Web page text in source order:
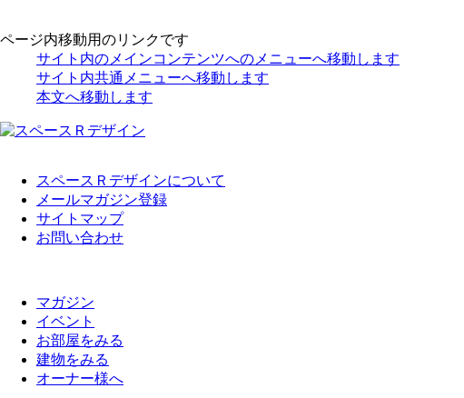
ページ内移動用のリンクです
サイト内のメインコンテンツへのメニューへ移動します
サイト内共通メニューへ移動します
本文へ移動します
スペースＲデザインについて
メールマガジン登録
サイトマップ
お問い合わせ
マガジン
イベント
お部屋をみる
建物をみる
オーナー様へ